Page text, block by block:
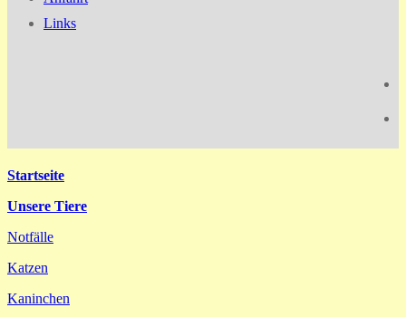
Links
Startseite
Unsere Tiere
Notfälle
Katzen
Kaninchen